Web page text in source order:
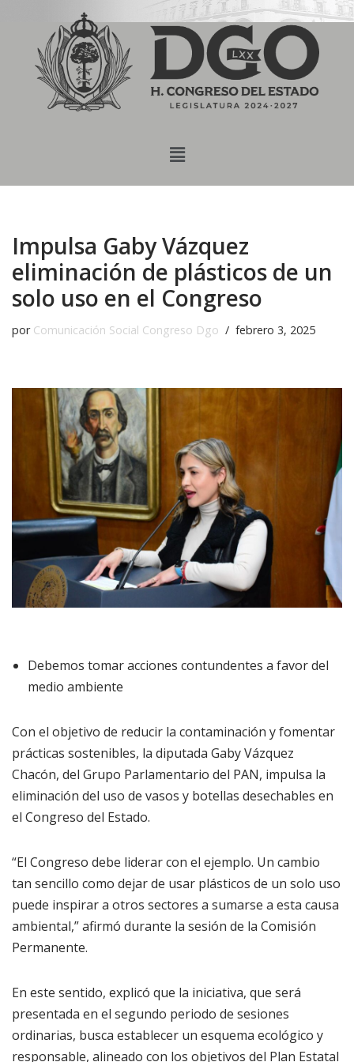
Saltar
contenido
Impulsa Gaby Vázquez
eliminación de plásticos de un
solo uso en el Congreso
por Comunicación Social Congreso Dgo febrero 3, 2025
Debemos tomar acciones contundentes a favor del
medio ambiente
Con el objetivo de reducir la contaminación y fomentar
prácticas sostenibles, la diputada Gaby Vázquez
Chacón, del Grupo Parlamentario del PAN, impulsa la
eliminación del uso de vasos y botellas desechables en
el Congreso del Estado.
“El Congreso debe liderar con el ejemplo. Un cambio
tan sencillo como dejar de usar plásticos de un solo uso
puede inspirar a otros sectores a sumarse a esta causa
ambiental,” afirmó durante la sesión de la Comisión
Permanente.
En este sentido, explicó que la iniciativa, que será
presentada en el segundo periodo de sesiones
ordinarias, busca establecer un esquema ecológico y
responsable, alineado con los objetivos del Plan Estatal